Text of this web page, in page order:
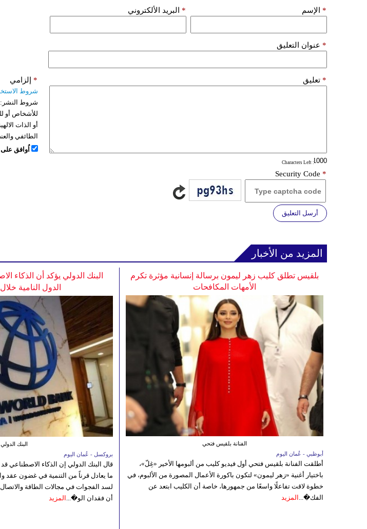
الإسم * البريد الألكتروني *
عنوان التعليق *
تعليق *
: Characters Left
إلزامي *
شروط
شروط النشر:
للأشخاص أو
أو الذات
الطائفي
اُوافق
Security Code *
أرسل التعليق
المزيد من الأخبار
البنك الدولي يؤكد أن الذكاء
الدول النامية
البنك الدولي
بروكسل - عُمان اليوم
قال البنك الدولي إن الذكاء الاصطناعي
ما يعادل قرناً من التنمية في غضون
لسد الفجوات في مجالات الطاقة
أن فقدان الو�... المزيد
بلقيس تطلق كليب زهر ليمون برسالة إنسانية مؤثرة تكرم
الأمهات المكافحات
الفنانة بلقيس فتحي
أبوظبي - عُمان اليوم
أطلقت الفنانة بلقيس فتحي أول فيديو كليب من ألبومها الأخير «غِلّ»،
باختيار أغنية «زهر ليمون» لتكون باكورة الأعمال المصورة من الألبوم، في
خطوة لاقت تفاعلًا واسعًا من جمهورها، خاصة أن الكليب ابتعد عن
الفك�... المزيد